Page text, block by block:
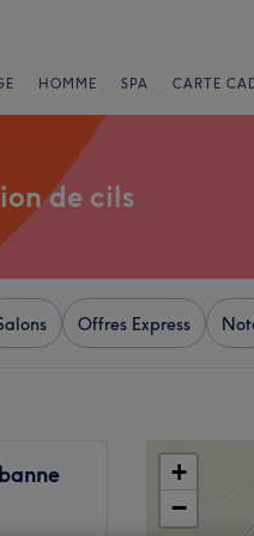
HOMME SPA CARTE
de cils
Offres Express
+
−